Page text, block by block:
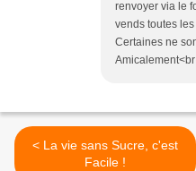
renvoyer via le
vends toutes
Certaines ne
< La vie sans Sucre, c'est
Facile !